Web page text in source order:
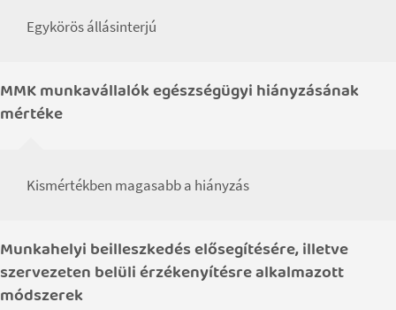
Egykörös állásinterjú
MMK munkavállalók egészségügyi hiányzásának
mértéke
Kismértékben magasabb a hiányzás
Munkahelyi beilleszkedés elősegítésére, illetve
szervezeten belüli érzékenyítésre alkalmazott
módszerek